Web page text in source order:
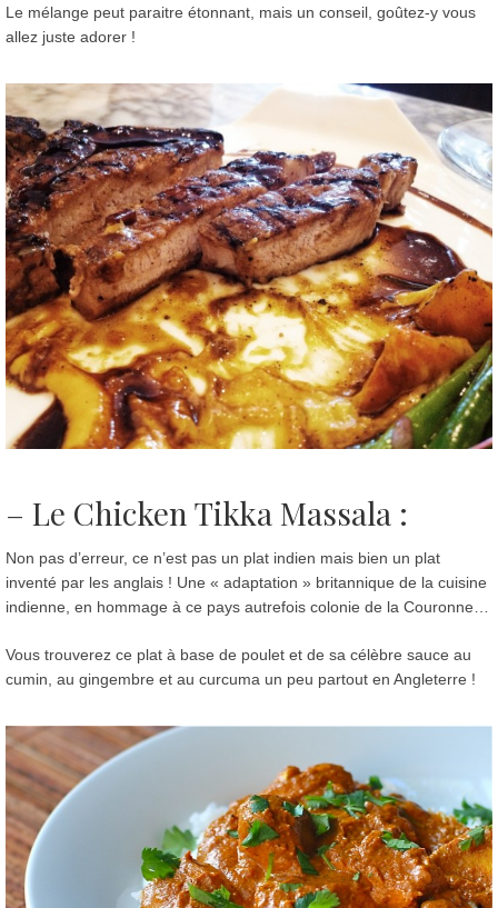
Le mélange peut paraitre étonnant, mais un conseil, goûtez-y vous
allez juste adorer !
– Le Chicken Tikka Massala :
Non pas d’erreur, ce n’est pas un plat indien mais bien un plat
inventé par les anglais ! Une « adaptation » britannique de la cuisine
indienne, en hommage à ce pays autrefois colonie de la Couronne…
Vous trouverez ce plat à base de poulet et de sa célèbre sauce au
cumin, au gingembre et au curcuma un peu partout en Angleterre !